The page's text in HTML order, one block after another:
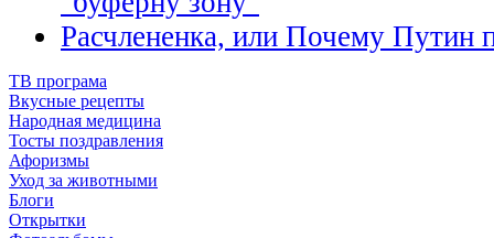
Расчлененка, или Почему Путин
ТВ програма
Вкусные рецепты
Народная медицина
Тосты поздравления
Афоризмы
Уход за животными
Блоги
Открытки